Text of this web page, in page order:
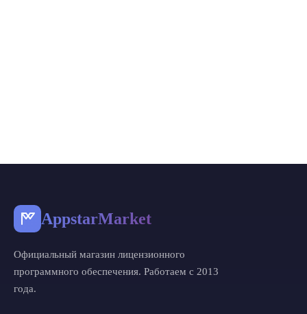
AppstarMarket
Официальный магазин лицензионного
программного обеспечения. Работаем с 2013
года.